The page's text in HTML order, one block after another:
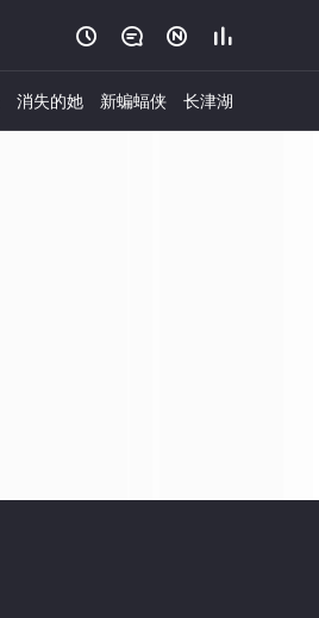
   
消失的她 新蝙蝠侠 长津湖